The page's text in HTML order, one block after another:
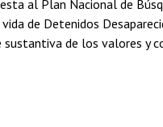
al Plan Nacional de
de Detenidos
de los valores y